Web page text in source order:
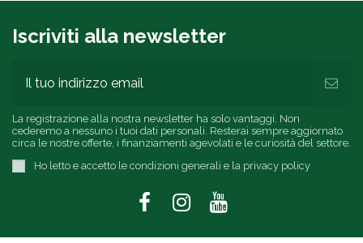
Iscriviti alla newsletter
La registrazione alla nostra newsletter ha solo vantaggi. Non
cederemo a nessuno i tuoi dati personali. Resterai sempre aggiornato
circa le nostre offerte, i finanziamenti agevolati e le curiosità del settore.
Ho letto e accetto le condizioni generali e la privacy policy